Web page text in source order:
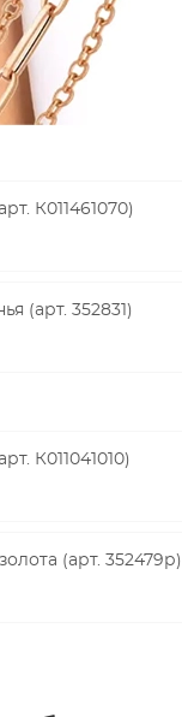
К011461070)
(арт. 352831)
К011041010)
(арт. 352479р)